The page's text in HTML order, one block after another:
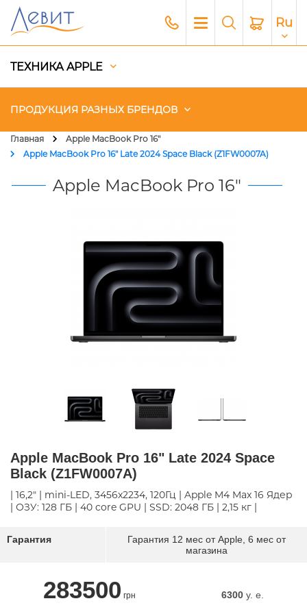
Ru
ТЕХНИКА APPLE
ПРОДУКЦИЯ РАЗНЫХ БРЕНДОВ
Чехлы
Акустика
Платный сервис Apple
Главная
Apple MacBook Pro 16"
Apple MacBook Pro 16" Late 2024 Space Black (Z1FW0007A)
Apple MacBook Pro 16"
Apple MacBook Pro 16" Late 2024 Space
Black (Z1FW0007A)
| 16,2" | mini-LED, 3456x2234, 120Гц | Apple M4 Max 16 Ядер
| ОЗУ: 128 ГБ | 40 core GPU | SSD: 2048 ГБ | 2,15 кг |
Гарантия
Гарантия 12 мес от Apple, 6 мес от
магазина
283500 грн 6300 y. e.